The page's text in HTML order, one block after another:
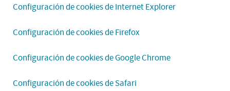
Configuración de cookies de Internet Explorer
Configuración de cookies de Firefox
Configuración de cookies de Google Chrome
Configuración de cookies de Safari